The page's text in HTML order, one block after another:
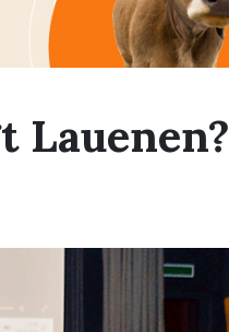
Lauenen?